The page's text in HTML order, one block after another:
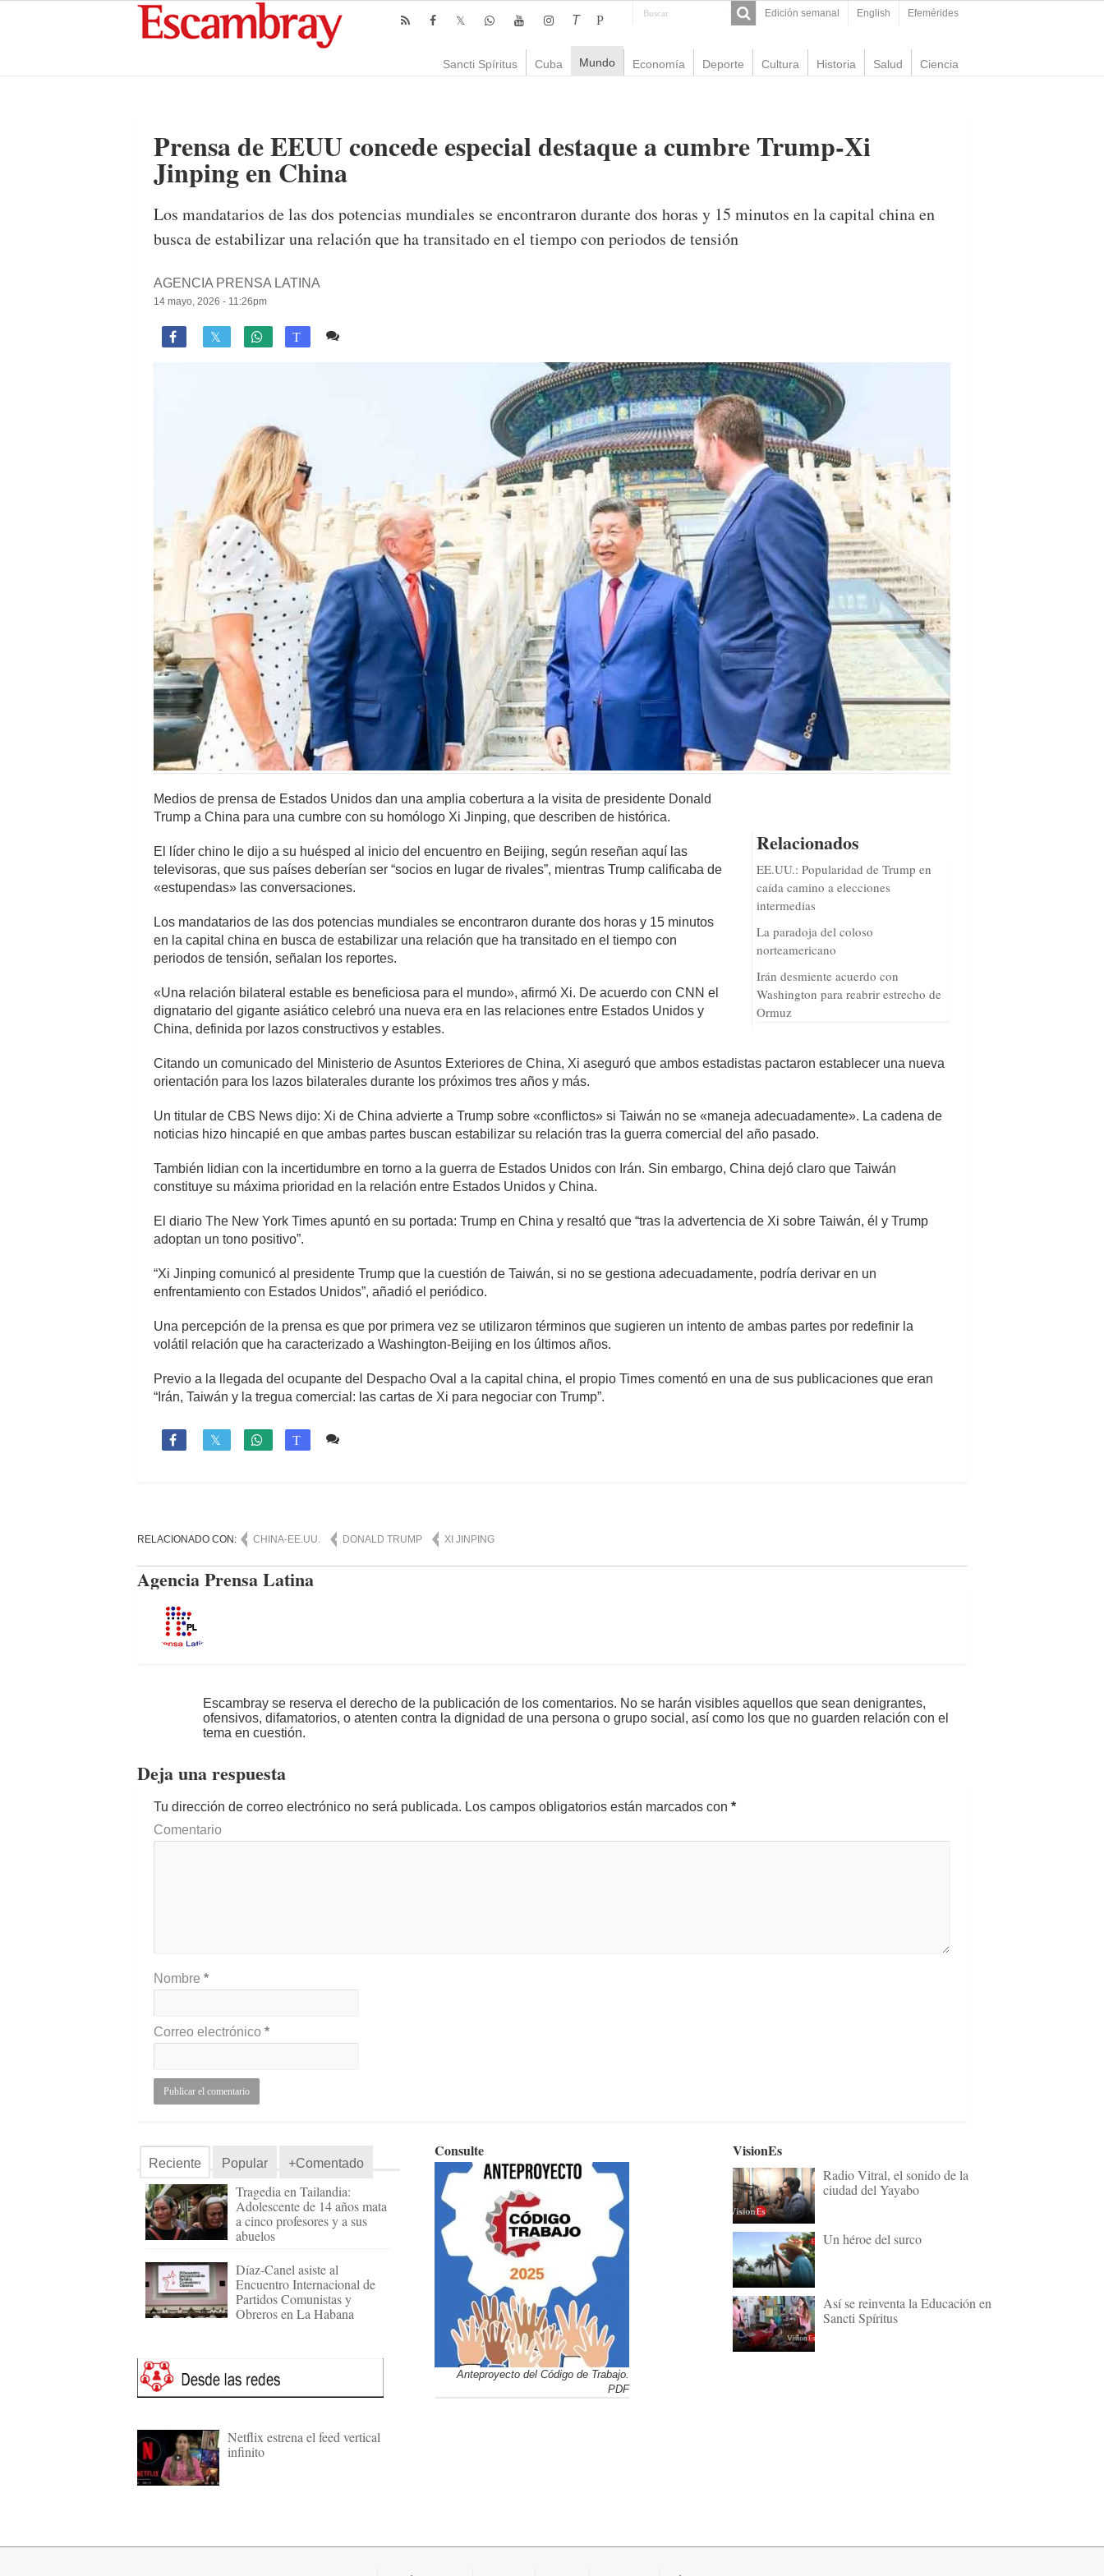
Edición semanal English Efemérides
T P
Sancti Spíritus Cuba Mundo Economía Deporte Cultura Historia Salud Ciencia
Prensa de EEUU concede especial destaque a cumbre Trump-Xi
Jinping en China
Los mandatarios de las dos potencias mundiales se encontraron durante dos horas y 15 minutos en la capital china en
busca de estabilizar una relación que ha transitado en el tiempo con periodos de tensión
AGENCIA PRENSA LATINA
14 mayo, 2026 - 11:26pm
 T
Relacionados
EE.UU.: Popularidad de Trump en
caída camino a elecciones
intermedias
La paradoja del coloso
norteamericano
Irán desmiente acuerdo con
Washington para reabrir estrecho de
Ormuz
Medios de prensa de Estados Unidos dan una amplia cobertura a la visita de presidente Donald
Trump a China para una cumbre con su homólogo Xi Jinping, que describen de histórica.
El líder chino le dijo a su huésped al inicio del encuentro en Beijing, según reseñan aquí las
televisoras, que sus países deberían ser “socios en lugar de rivales”, mientras Trump calificaba de
«estupendas» las conversaciones.
Los mandatarios de las dos potencias mundiales se encontraron durante dos horas y 15 minutos
en la capital china en busca de estabilizar una relación que ha transitado en el tiempo con
periodos de tensión, señalan los reportes.
«Una relación bilateral estable es beneficiosa para el mundo», afirmó Xi. De acuerdo con CNN el
dignatario del gigante asiático celebró una nueva era en las relaciones entre Estados Unidos y
China, definida por lazos constructivos y estables.
Citando un comunicado del Ministerio de Asuntos Exteriores de China, Xi aseguró que ambos estadistas pactaron establecer una nueva
orientación para los lazos bilaterales durante los próximos tres años y más.
Un titular de CBS News dijo: Xi de China advierte a Trump sobre «conflictos» si Taiwán no se «maneja adecuadamente». La cadena de
noticias hizo hincapié en que ambas partes buscan estabilizar su relación tras la guerra comercial del año pasado.
También lidian con la incertidumbre en torno a la guerra de Estados Unidos con Irán. Sin embargo, China dejó claro que Taiwán
constituye su máxima prioridad en la relación entre Estados Unidos y China.
El diario The New York Times apuntó en su portada: Trump en China y resaltó que “tras la advertencia de Xi sobre Taiwán, él y Trump
adoptan un tono positivo”.
“Xi Jinping comunicó al presidente Trump que la cuestión de Taiwán, si no se gestiona adecuadamente, podría derivar en un
enfrentamiento con Estados Unidos”, añadió el periódico.
Una percepción de la prensa es que por primera vez se utilizaron términos que sugieren un intento de ambas partes por redefinir la
volátil relación que ha caracterizado a Washington-Beijing en los últimos años.
Previo a la llegada del ocupante del Despacho Oval a la capital china, el propio Times comentó en una de sus publicaciones que eran
“Irán, Taiwán y la tregua comercial: las cartas de Xi para negociar con Trump”.
 T
RELACIONADO CON: CHINA-EE.UU. DONALD TRUMP XI JINPING
Agencia Prensa Latina
Escambray se reserva el derecho de la publicación de los comentarios. No se harán visibles aquellos que sean denigrantes,
ofensivos, difamatorios, o atenten contra la dignidad de una persona o grupo social, así como los que no guarden relación con el
tema en cuestión.
Deja una respuesta
Tu dirección de correo electrónico no será publicada. Los campos obligatorios están marcados con *
Comentario
Nombre *
Correo electrónico *
Reciente Popular +Comentado
Tragedia en Tailandia:
Adolescente de 14 años mata
a cinco profesores y a sus
abuelos
Díaz-Canel asiste al
Encuentro Internacional de
Partidos Comunistas y
Obreros en La Habana
Netflix estrena el feed vertical
infinito
Consulte
Anteproyecto del Código de Trabajo.
PDF
VisionEs
Radio Vitral, el sonido de la
ciudad del Yayabo
Un héroe del surco
Así se reinventa la Educación en
Sancti Spíritus